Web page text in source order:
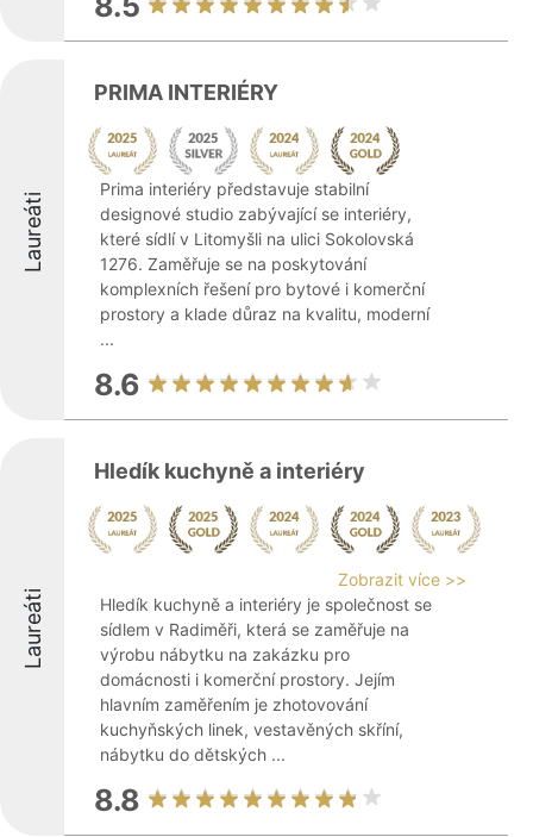
Laureáti
PRIMA INTERIÉRY
Prima interiéry představuje stabilní
designové studio zabývající se interiéry,
které sídlí v Litomyšli na ulici Sokolovská
1276. Zaměřuje se na poskytování
komplexních řešení pro bytové i komerční
prostory a klade důraz na kvalitu, moderní
...
8.6
Laureáti
Hledík kuchyně a interiéry
Zobrazit více >>
Hledík kuchyně a interiéry je společnost se
sídlem v Radiměři, která se zaměřuje na
výrobu nábytku na zakázku pro
domácnosti i komerční prostory. Jejím
hlavním zaměřením je zhotovování
kuchyňských linek, vestavěných skříní,
nábytku do dětských ...
8.8